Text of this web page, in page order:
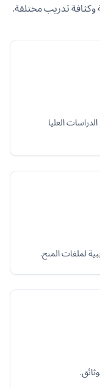
وكثافة تدريب مختلفة.
العليا
لملفات المنح.